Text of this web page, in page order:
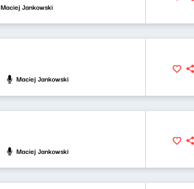
Maciej Jankowski
Maciej Jankowski
Maciej Jankowski